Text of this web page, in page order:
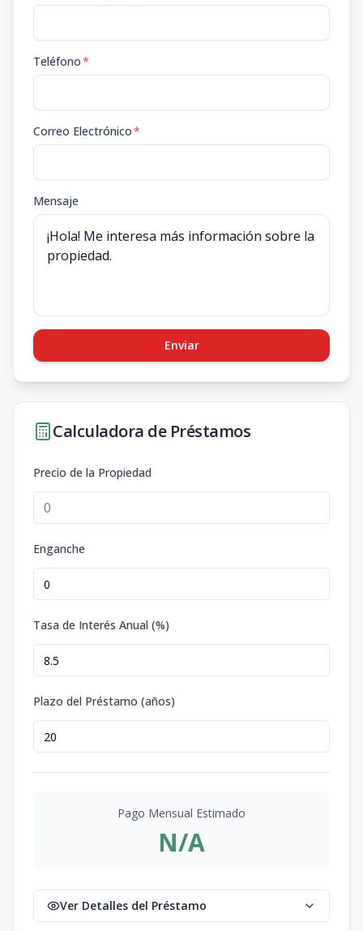
Teléfono*
Correo Electrónico*
Mensaje
Enviar
Calculadora de Préstamos
Precio de la Propiedad
Enganche
Tasa de Interés Anual (%)
Plazo del Préstamo (años)
Pago Mensual Estimado
N/A
Ver Detalles del Préstamo